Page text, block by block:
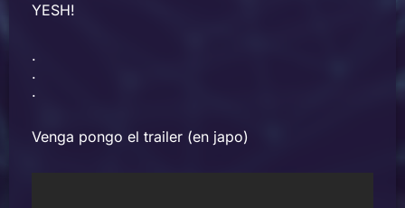
YESH!
.
.
.
Venga pongo el trailer (en japo)